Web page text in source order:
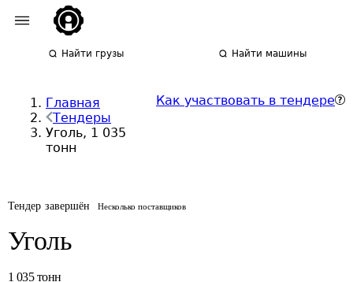
Найти грузы Найти машины
Главная
Тендеры
Уголь, 1 035
тонн
Как участвовать в тендере
Тендер завершён Несколько поставщиков
Уголь
1 035 тонн